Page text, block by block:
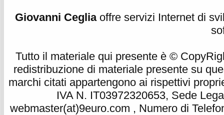
Giovanni Cegliaoffre servizi Internet di
Tutto il materiale qui presente è ©
redistribuzione di materiale presente su
marchi citati appartengono ai rispettivi
IVA N. IT03972320653, Sede
webmaster(at)9euro.com , Numero di